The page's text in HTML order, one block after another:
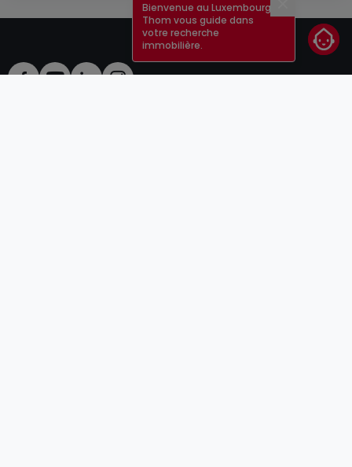
Bienvenue au Luxembourg !
Thom vous guide dans
votre recherche
immobilière.